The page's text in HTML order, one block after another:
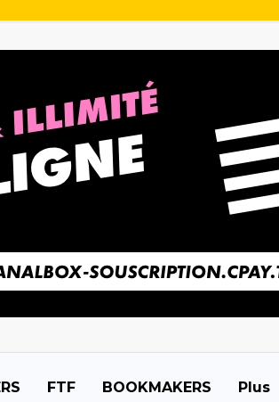
FTF BOOKMAKERS Plus